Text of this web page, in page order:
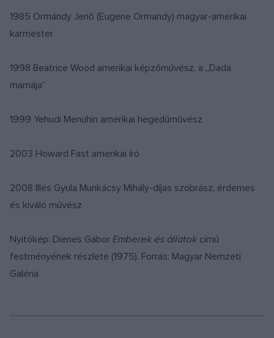
1985 Ormándy Jenő (Eugene Ormandy) magyar-amerikai
karmester
1998 Beatrice Wood amerikai képzőművész, a „Dada
mamája”
1999 Yehudi Menuhin amerikai hegedűművész
2003 Howard Fast amerikai író
2008 Illés Gyula Munkácsy Mihály-díjas szobrász, érdemes
és kiváló művész
Nyitókép: Dienes Gábor Emberek és állatok című
festményének részlete (1975). Forrás: Magyar Nemzeti
Galéria